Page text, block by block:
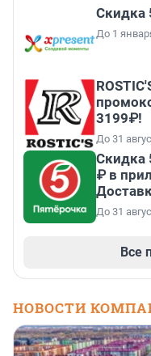
Скидка
До 1
3199₽!
До 31
Скидка
₽ в
До 31
Все
НОВОСТИ